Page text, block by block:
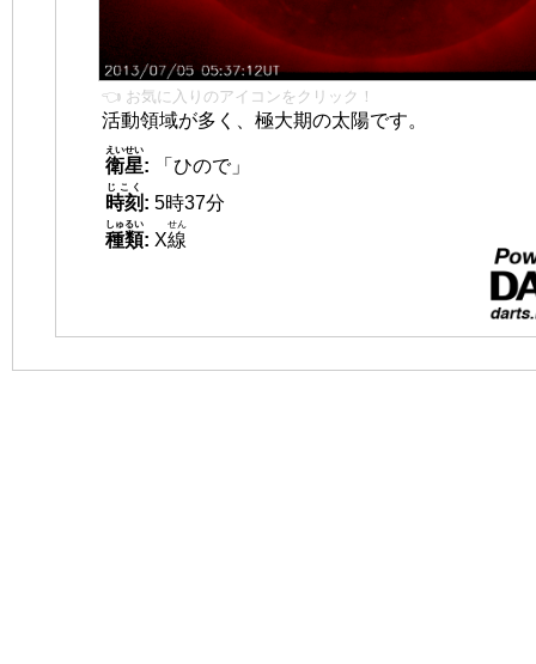
👈 お気に入りのアイコンをクリック！
活動領域が多く、極大期の太陽です。
衛星
えいせい
:
「ひので」
時刻
じこく
: 5時37分
種類
しゅるい
: X線
せん